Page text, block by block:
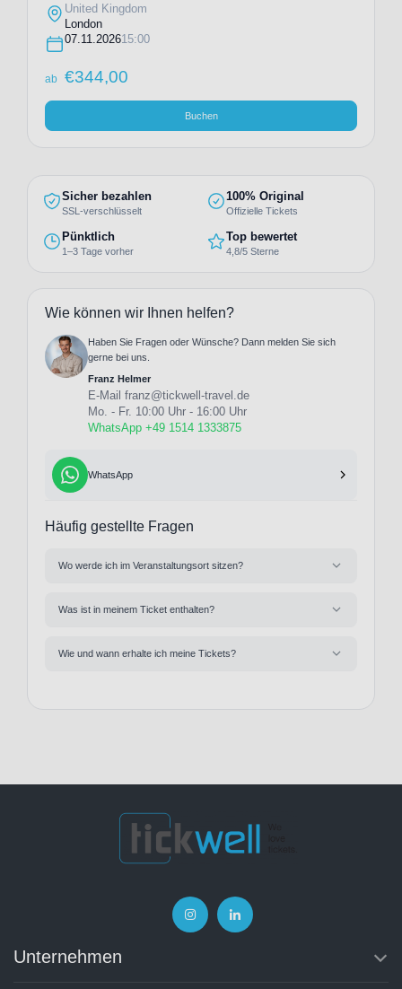
United Kingdom
London
07.11.202615:00
ab €344,00
Buchen
Sicher bezahlen
SSL-verschlüsselt
100% Original
Offizielle Tickets
Pünktlich
1–3 Tage vorher
Top bewertet
4,8/5 Sterne
Wie können wir Ihnen helfen?
Haben Sie Fragen oder Wünsche? Dann melden Sie sich
gerne bei uns.
Franz Helmer
E-Mail franz@tickwell-travel.de
Mo. - Fr. 10:00 Uhr - 16:00 Uhr
WhatsApp +49 1514 1333875
WhatsApp
Häufig gestellte Fragen
Wo werde ich im Veranstaltungsort sitzen?
Was ist in meinem Ticket enthalten?
Wie und wann erhalte ich meine Tickets?
Unternehmen